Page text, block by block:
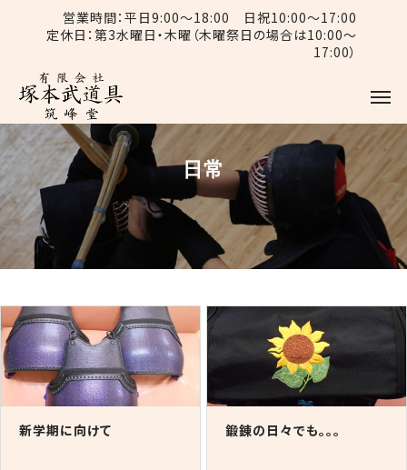
営業時間：平日9:00〜18:00 日祝10:00〜17:00
定休日：第3水曜日・木曜（木曜祭日の場合は10:00〜
17:00）
日常
新学期に向けて 鍛錬の日々でも。。。